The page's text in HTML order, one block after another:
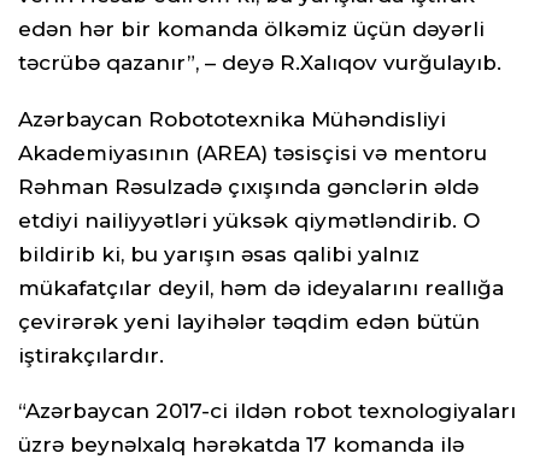
edən hər bir komanda ölkəmiz üçün dəyərli
təcrübə qazanır”, – deyə R.Xalıqov vurğulayıb.
Azərbaycan Robototexnika Mühəndisliyi
Akademiyasının (AREA) təsisçisi və mentoru
Rəhman Rəsulzadə çıxışında gənclərin əldə
etdiyi nailiyyətləri yüksək qiymətləndirib. O
bildirib ki, bu yarışın əsas qalibi yalnız
mükafatçılar deyil, həm də ideyalarını reallığa
çevirərək yeni layihələr təqdim edən bütün
iştirakçılardır.
“Azərbaycan 2017-ci ildən robot texnologiyaları
üzrə beynəlxalq hərəkatda 17 komanda ilə